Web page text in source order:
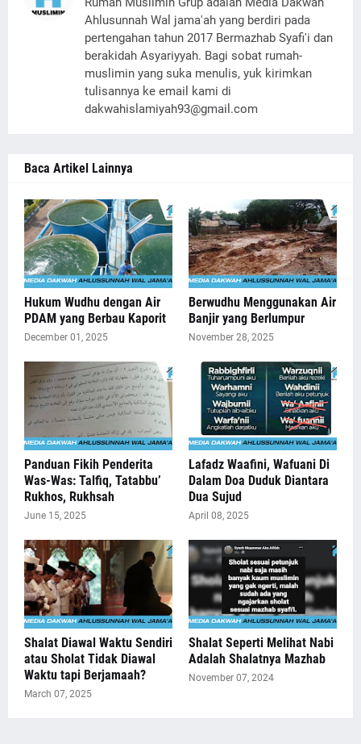
Ahlusunnah Wal jama'ah yang berdiri pada
pertengahan tahun 2017 Bermazhab Syafi'i dan
berakidah Asyariyyah. Bagi sobat rumah-
muslimin yang suka menulis, yuk kirimkan
tulisannya ke email kami di
dakwahislamiyah93@gmail.com
Baca Artikel Lainnya
Hukum Wudhu dengan Air
PDAM yang Berbau Kaporit
December 01, 2025
Berwudhu Menggunakan Air
Banjir yang Berlumpur
November 28, 2025
Panduan Fikih Penderita
Was-Was: Talfiq, Tatabbu’
Rukhos, Rukhsah
June 15, 2025
Lafadz Waafini, Wafuani Di
Dalam Doa Duduk Diantara
Dua Sujud
April 08, 2025
Shalat Diawal Waktu Sendiri
atau Sholat Tidak Diawal
Waktu tapi Berjamaah?
March 07, 2025
Shalat Seperti Melihat Nabi
Adalah Shalatnya Mazhab
November 07, 2024